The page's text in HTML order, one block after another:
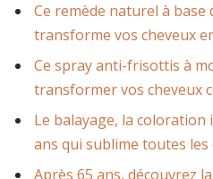
Ce remède naturel à base
transforme vos cheveux
Ce spray anti-frisottis à
transformer vos cheveux
Le balayage, la
ans qui sublime toutes
Après 65 ans, découvrez